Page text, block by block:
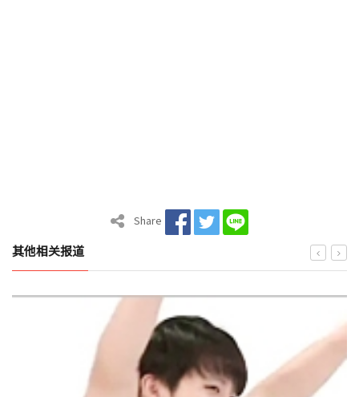
Share
其他相关报道